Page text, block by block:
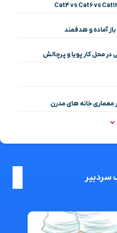
آماده و هدفمند
در محل کار پویا و پرچالش
سردبیر